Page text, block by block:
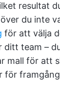
resultat
du inte
för att välja
ditt team –
mall för att
för